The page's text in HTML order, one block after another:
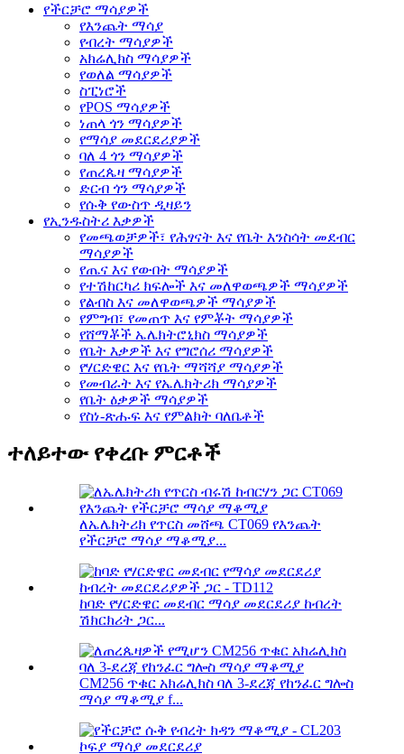
የችርቻሮ ማሳያዎች
የእንጨት ማሳያ
የብረት ማሳያዎች
አክሬሊክስ ማሳያዎች
የወለል ማሳያዎች
ስፒነሮች
የPOS ማሳያዎች
ነጠላ ጎን ማሳያዎች
የማሳያ መደርደሪያዎች
ባለ 4 ጎን ማሳያዎች
የጠረጴዛ ማሳያዎች
ድርብ ጎን ማሳያዎች
የሱቅ የውስጥ ዲዛይን
የኢንዱስትሪ እቃዎች
የመጫወቻዎች፣ የሕፃናት እና የቤት እንስሳት መደብር
ማሳያዎች
የጤና እና የውበት ማሳያዎች
የተሽከርካሪ ክፍሎች እና መለዋወጫዎች ማሳያዎች
የልብስ እና መለዋወጫዎች ማሳያዎች
የምግብ፣ የመጠጥ እና የምቾት ማሳያዎች
የሸማቾች ኤሌክትሮኒክስ ማሳያዎች
የቤት እቃዎች እና የግሮሰሪ ማሳያዎች
የሃርድዌር እና የቤት ማሻሻያ ማሳያዎች
የመብራት እና የኤሌክትሪክ ማሳያዎች
የቤት ዕቃዎች ማሳያዎች
የስነ-ጽሑፍ እና የምልክት ባለቤቶች
ተለይተው የቀረቡ ምርቶች
ለኤሌክትሪክ የጥርስ መሸጫ CT069 የእንጨት
የችርቻሮ ማሳያ ማቆሚያ...
ከባድ የሃርድዌር መደብር ማሳያ መደርደሪያ ከብረት
ሽክርክሪት ጋር...
CM256 ጥቁር አክሬሊክስ ባለ 3-ደረጃ የከንፈር ግሎስ
ማሳያ ማቆሚያ f...